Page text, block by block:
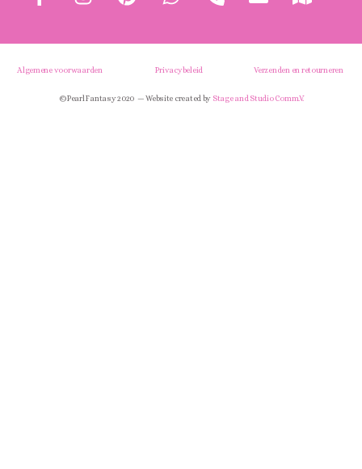
Algemene voorwaarden Privacybeleid Verzenden en retourneren
© Pearl Fantasy 2020 — Website created by Stage and Studio Comm.V.